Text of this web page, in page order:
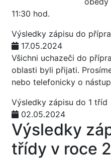
11:30 hod.
Výsledky zápisu do
17.05.2024
Všichni uchazeči do
oblasti byli přijati.
nebo telefonicky o
Výsledky zápisu do 1 tříd
02.05.2024
Výsledky
třídy v roce